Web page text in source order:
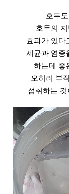
호두
호두의
효과가 있다
세균과 염증
하는데 좋
오히려 부
섭취하는